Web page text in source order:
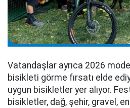
Vatandaşlar ayrıca 2026
bisikleti görme fırsatı elde
uygun bisikletler yer alıyor.
bisikletler, dağ, şehir, gravel,